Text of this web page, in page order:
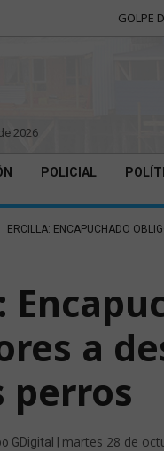
GOLPE
2026
POLICIAL
ERCILLA: ENCAPUCHADO
a
perros
GDigital | martes 28 de